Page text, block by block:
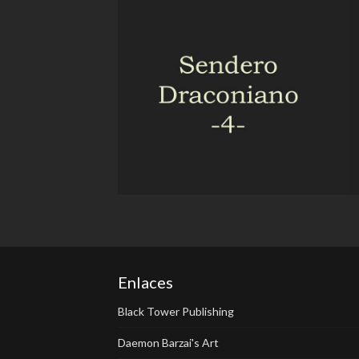
Enlaces
Black Tower Publishing
Daemon Barzai's Art